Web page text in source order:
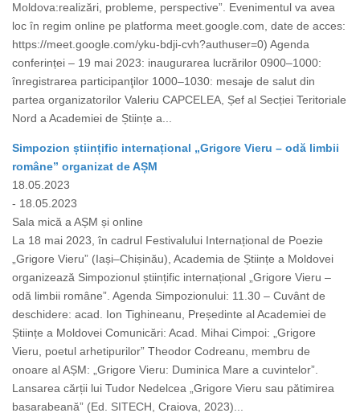
Moldova:realizări, probleme, perspective”. Evenimentul va avea
loc în regim online pe platforma meet.google.com, date de acces:
https://meet.google.com/yku-bdji-cvh?authuser=0) Agenda
conferinței – 19 mai 2023: inaugurarea lucrărilor 0900–1000:
înregistrarea participanţilor 1000–1030: mesaje de salut din
partea organizatorilor Valeriu CAPCELEA, Șef al Secției Teritoriale
Nord a Academiei de Științe a...
Simpozion științific internațional „Grigore Vieru – odă limbii
române” organizat de AȘM
18.05.2023
- 18.05.2023
Sala mică a AȘM și online
La 18 mai 2023, în cadrul Festivalului Internațional de Poezie
„Grigore Vieru” (Iași–Chișinău), Academia de Științe a Moldovei
organizează Simpozionul științific internațional „Grigore Vieru –
odă limbii române”. Agenda Simpozionului: 11.30 – Cuvânt de
deschidere: acad. Ion Tighineanu, Președinte al Academiei de
Științe a Moldovei Comunicări: Acad. Mihai Cimpoi: „Grigore
Vieru, poetul arhetipurilor” Theodor Codreanu, membru de
onoare al AȘM: „Grigore Vieru: Duminica Mare a cuvintelor”.
Lansarea cărții lui Tudor Nedelcea „Grigore Vieru sau pătimirea
basarabeană” (Ed. SITECH, Craiova, 2023)...